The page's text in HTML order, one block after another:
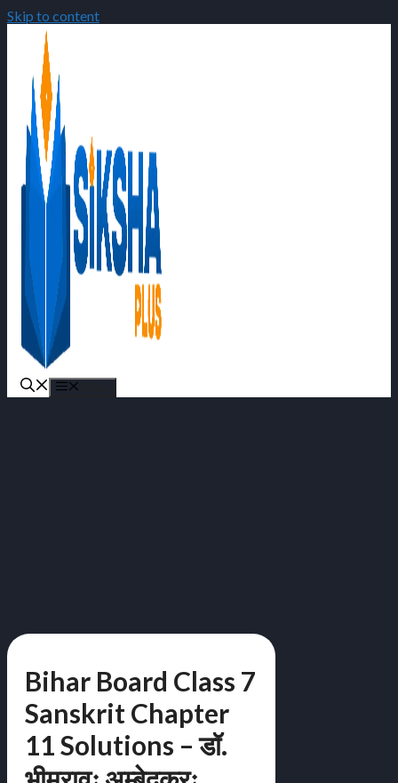
Skip to content
Bihar Board Class 7
Sanskrit Chapter
11 Solutions – डॉ.